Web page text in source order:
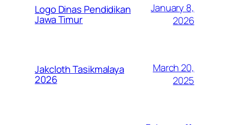
Logo Dinas Pendidikan
Jawa Timur
January 8,
2026
Jakcloth Tasikmalaya
2026
March 20,
2025